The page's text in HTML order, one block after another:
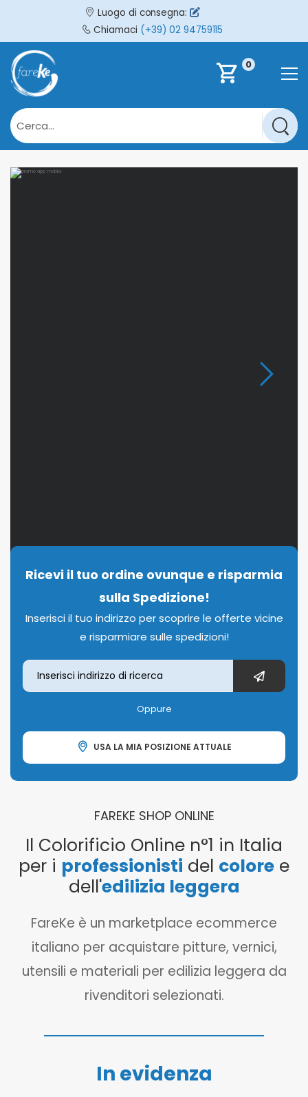
Luogo di consegna:
Chiamaci (+39) 02 94759115
shopping_cart 0
Ricevi il tuo ordine ovunque e risparmia
sulla Spedizione!
Inserisci il tuo indirizzo per scoprire le offerte vicine
e risparmiare sulle spedizioni!
Oppure
USA LA MIA POSIZIONE ATTUALE
FAREKE SHOP ONLINE
Il Colorificio Online n°1 in Italia
per i professionisti del colore e
dell'edilizia leggera
FareKe è un marketplace ecommerce
italiano per acquistare pitture, vernici,
utensili e materiali per edilizia leggera da
rivenditori selezionati.
In evidenza